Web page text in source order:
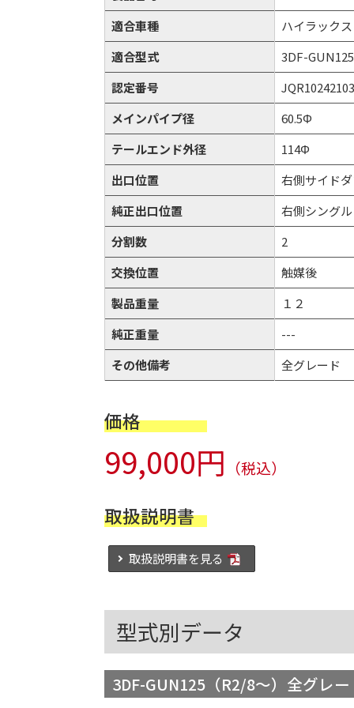
適合車種
ハイラックス
適合型式
3DF-GUN125
認定番号
JQR10242103
メインパイプ径
60.5Φ
テールエンド外径
114Φ
出口位置
右側サイド
純正出口位置
右側シングル
分割数
2
交換位置
触媒後
製品重量
１２
純正重量
---
その他備考
全グレード
価格
99,000円 （税込）
取扱説明書
取扱説明書を見る
型式別データ
3DF-GUN125（R2/8～）全グレ